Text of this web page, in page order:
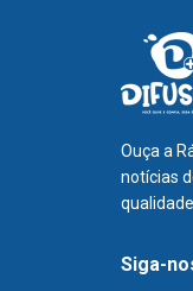
Ouça a
notícias
Siga-